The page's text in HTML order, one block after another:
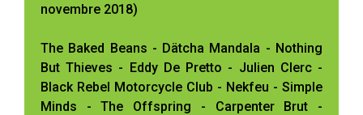
novembre 2018)
The Baked Beans - Dätcha Mandala - Nothing
But Thieves - Eddy De Pretto - Julien Clerc -
Black Rebel Motorcycle Club - Nekfeu - Simple
Minds - The Offspring - Carpenter Brut -